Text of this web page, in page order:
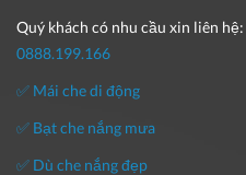
Quý khách có nhu cầu xin liên hệ:
0888.199.166
✅ Mái che di động
✅ Bạt che nắng mưa
✅ Dù che nắng đẹp